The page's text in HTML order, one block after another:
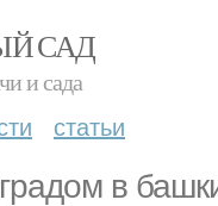
САД
и сада
статьи
в